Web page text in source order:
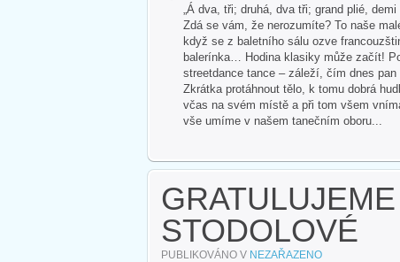
„Á dva, tři; druhá, dva tři; grand plié,
Zdá se vám, že nerozumíte? To naše
když se z baletního sálu ozve
balerínka… Hodina klasiky může začít!
streetdance tance – záleží, čím dnes
Zkrátka protáhnout tělo, k tomu dobrá
včas na svém místě a při tom všem
vše umíme v našem tanečním oboru...
STODOLOVÉ
PUBLIKOVÁNO V NEZAŘAZENO